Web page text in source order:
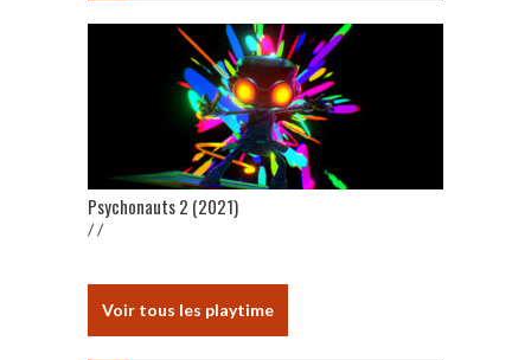
Psychonauts 2 (2021)
/ /
Voir tous les playtime